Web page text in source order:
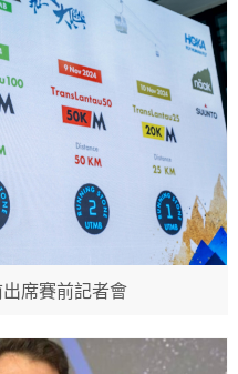
席賽前記者會